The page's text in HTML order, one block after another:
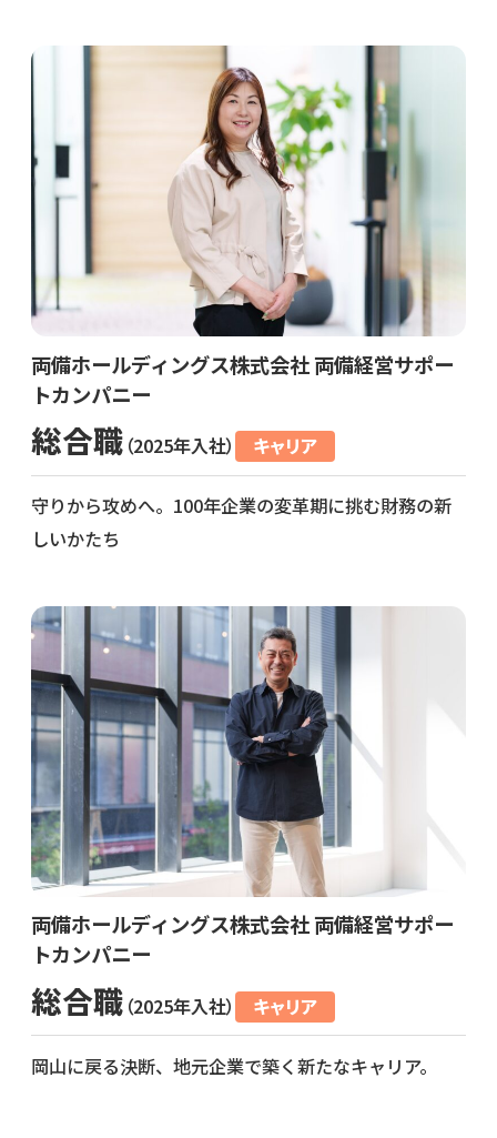
両備ホールディングス株式会社 両備経営サポー
トカンパニー
総合職 （2025年入社） キャリア
守りから攻めへ。100年企業の変革期に挑む財務の新
しいかたち
両備ホールディングス株式会社 両備経営サポー
トカンパニー
総合職 （2025年入社） キャリア
岡山に戻る決断、地元企業で築く新たなキャリア。